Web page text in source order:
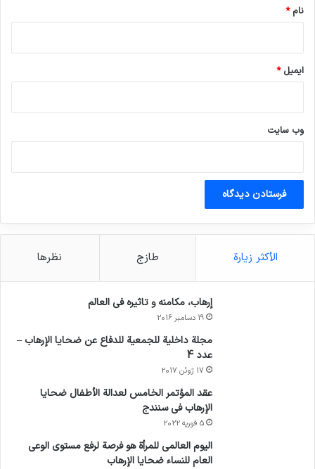
نام*
ایمیل*
وب‌ سایت
الأكثر زيارة طازج نظرها
إرهاب، مكامنه و تاثيره في العالم
19 دسامبر 2016
مجلة داخلية للجمعية للدفاع عن ضحايا الإرهاب –
عدد 4
17 ژوئن 2017
عقد المؤتمر الخامس لعدالة الأطفال ضحايا
الإرهاب في سنندج
5 فوریه 2022
اليوم العالمي للمرأة هو فرصة لرفع مستوى الوعي
العام للنساء ضحايا الإرهاب